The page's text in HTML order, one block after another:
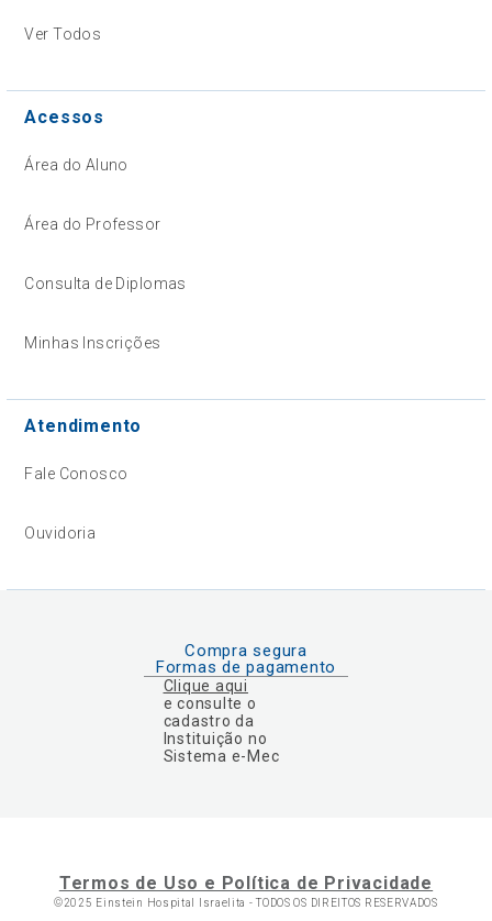
Ver Todos
Acessos
Área do Aluno
Área do Professor
Consulta de Diplomas
Minhas Inscrições
Atendimento
Fale Conosco
Ouvidoria
Compra segura
Formas de pagamento
Clique aqui
e consulte o
cadastro da
Instituição no
Sistema e-Mec
Termos de Uso e Política de Privacidade
©2025 Einstein Hospital Israelita -TODOS OS DIREITOS RESERVADOS